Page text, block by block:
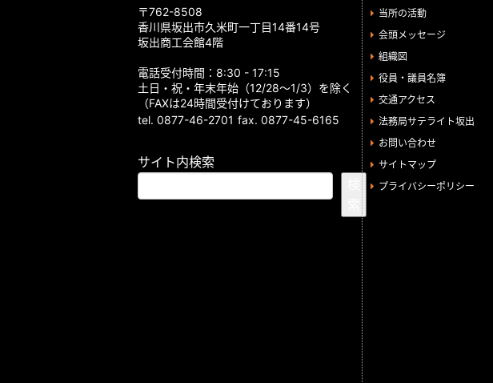
〒762-8508
香川県坂出市久米町一丁目14番14号
坂出商工会館4階
電話受付時間：8:30 - 17:15
土日・祝・年末年始（12/28～1/3）を除く
（FAXは24時間受付けております）
tel. 0877-46-2701 fax. 0877-45-6165
サイト内検索
当所の活動
会頭メッセージ
組織図
役員・議員名簿
交通アクセス
法務局サテライト坂出
お問い合わせ
サイトマップ
プライバシーポリシー